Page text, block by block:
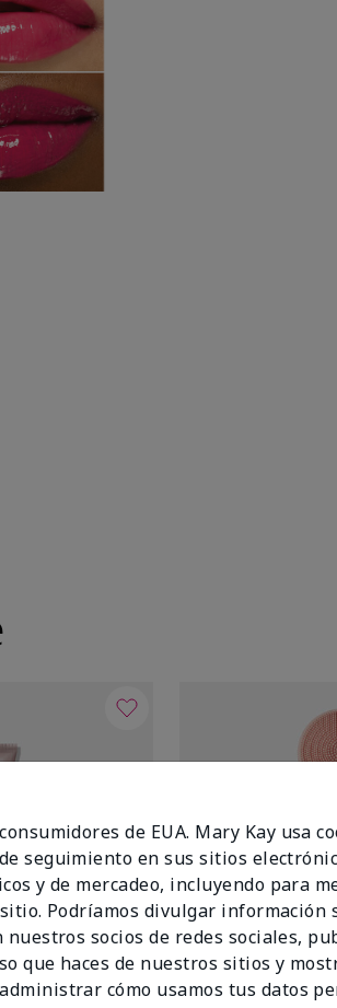
de EUA. Mary Kay usa
seguimiento en sus sitios
y de mercadeo, incluyendo para
Podríamos divulgar información
nuestros socios de redes sociales,
que haces de nuestros sitios y
cómo usamos tus datos